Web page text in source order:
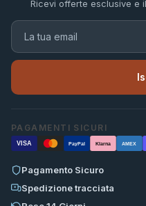
Ricevi offerte esclusive e
PAGAMENTI SICURI
VISA PayPal Klarna AMEX
Pagamento Sicuro
Spedizione tracciata